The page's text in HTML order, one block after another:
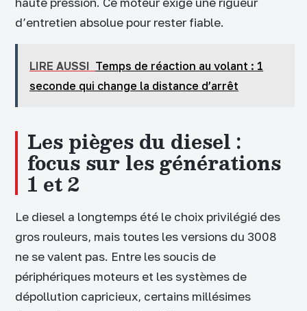
d’entretien absolue pour rester fiable.
LIRE AUSSI Temps de réaction au volant : 1
seconde qui change la distance d’arrêt
Les pièges du diesel :
focus sur les générations
1 et 2
Le diesel a longtemps été le choix privilégié des
gros rouleurs, mais toutes les versions du 3008
ne se valent pas. Entre les soucis de
périphériques moteurs et les systèmes de
dépollution capricieux, certains millésimes